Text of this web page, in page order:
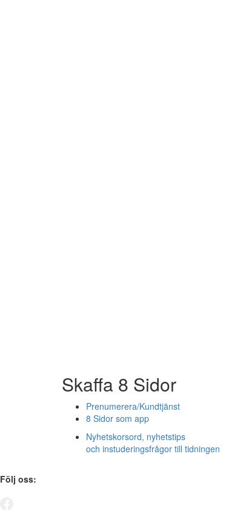
Skaffa 8 Sidor
Prenumerera/Kundtjänst
8 Sidor som app
Nyhetskorsord, nyhetstips
och instuderingsfrågor till tidningen
Följ oss: